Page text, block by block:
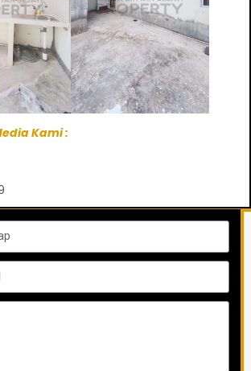
Kami :